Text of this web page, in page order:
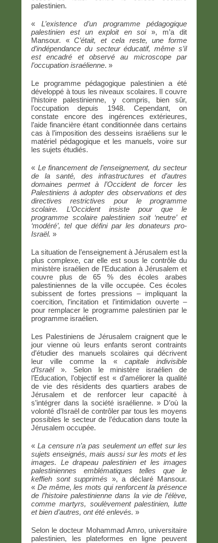
palestinien.
«L’existence d’un programme pédagogique
palestinien est un exploit en soi», m’a dit
Mansour. «C’était, et cela reste, une forme
d’indépendance du secteur éducatif, même s’il
est encadré et observé au microscope par
l’occupation israélienne. »
Le programme pédagogique palestinien a été
développé à tous les niveaux scolaires. Il couvre
l’histoire palestinienne, y compris, bien sûr,
l’occupation depuis 1948. Cependant, on
constate encore des ingérences extérieures,
l’aide financière étant conditionnée dans certains
cas à l’imposition des desseins israéliens sur le
matériel pédagogique et les manuels, voire sur
les sujets étudiés.
« Le financement de l’enseignement, du secteur
de la santé, des infrastructures et d’autres
domaines permet à l’Occident de forcer les
Palestiniens à adopter des observations et des
directives restrictives pour le programme
scolaire. L’Occident insiste pour que le
programme scolaire palestinien soit ‘neutre’ et
‘modéré’, tel que défini par les donateurs pro-
Israël. »
La situation de l’enseignement à Jérusalem est la
plus complexe, car elle est sous le contrôle du
ministère israélien de l’Education à Jérusalem et
couvre plus de 65 % des écoles arabes
palestiniennes de la ville occupée. Ces écoles
subissent de fortes pressions – impliquant la
coercition, l’incitation et l’intimidation ouverte –
pour remplacer le programme palestinien par le
programme israélien.
Les Palestiniens de Jérusalem craignent que le
jour vienne où leurs enfants seront contraints
d’étudier des manuels scolaires qui décrivent
leur ville comme la «capitale indivisible
d’Israël». Selon le ministère israélien de
l’Education, l’objectif est « d’améliorer la qualité
de vie des résidents des quartiers arabes de
Jérusalem et de renforcer leur capacité à
s’intégrer dans la société israélienne. » D’où la
volonté d’Israël de contrôler par tous les moyens
possibles le secteur de l’éducation dans toute la
Jérusalem occupée.
«La censure n’a pas seulement un effet sur les
sujets enseignés, mais aussi sur les mots et les
images. Le drapeau palestinien et les images
palestiniennes emblématiques telles que le
keffieh sont supprimés », a déclaré Mansour.
« De même, les mots qui renforcent la présence
de l’histoire palestinienne dans la vie de l’élève,
comme martyrs, soulèvement palestinien, lutte
et bien d’autres, ont été enlevés. »
Selon le docteur Mohammad Amro, universitaire
palestinien, les plateformes en ligne peuvent